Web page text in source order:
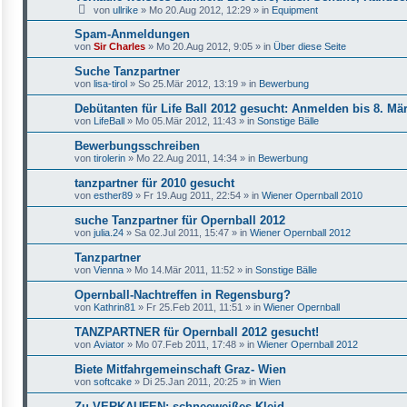
von ullrike » Mo 20.Aug 2012, 12:29 » in Equipment
Spam-Anmeldungen
von Sir Charles » Mo 20.Aug 2012, 9:05 » in Über diese Seite
Suche Tanzpartner
von lisa-tirol » So 25.Mär 2012, 13:19 » in Bewerbung
Debütanten für Life Ball 2012 gesucht: Anmelden bis 8.
von LifeBall » Mo 05.Mär 2012, 11:43 » in Sonstige Bälle
Bewerbungsschreiben
von tirolerin » Mo 22.Aug 2011, 14:34 » in Bewerbung
tanzpartner für 2010 gesucht
von esther89 » Fr 19.Aug 2011, 22:54 » in Wiener Opernball 2010
suche Tanzpartner für Opernball 2012
von julia.24 » Sa 02.Jul 2011, 15:47 » in Wiener Opernball 2012
Tanzpartner
von Vienna » Mo 14.Mär 2011, 11:52 » in Sonstige Bälle
Opernball-Nachtreffen in Regensburg?
von Kathrin81 » Fr 25.Feb 2011, 11:51 » in Wiener Opernball
TANZPARTNER für Opernball 2012 gesucht!
von Aviator » Mo 07.Feb 2011, 17:48 » in Wiener Opernball 2012
Biete Mitfahrgemeinschaft Graz- Wien
von softcake » Di 25.Jan 2011, 20:25 » in Wien